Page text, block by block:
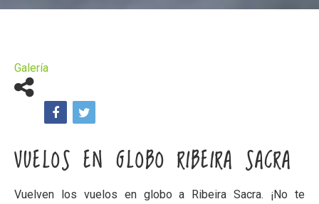
Galería
VUELOS EN GLOBO RIBEIRA SACRA
Vuelven los vuelos en globo a Ribeira Sacra. ¡No te